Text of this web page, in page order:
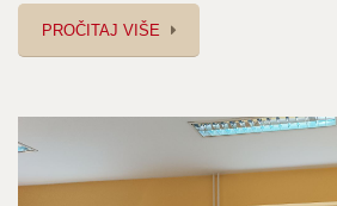
PROČITAJ VIŠE